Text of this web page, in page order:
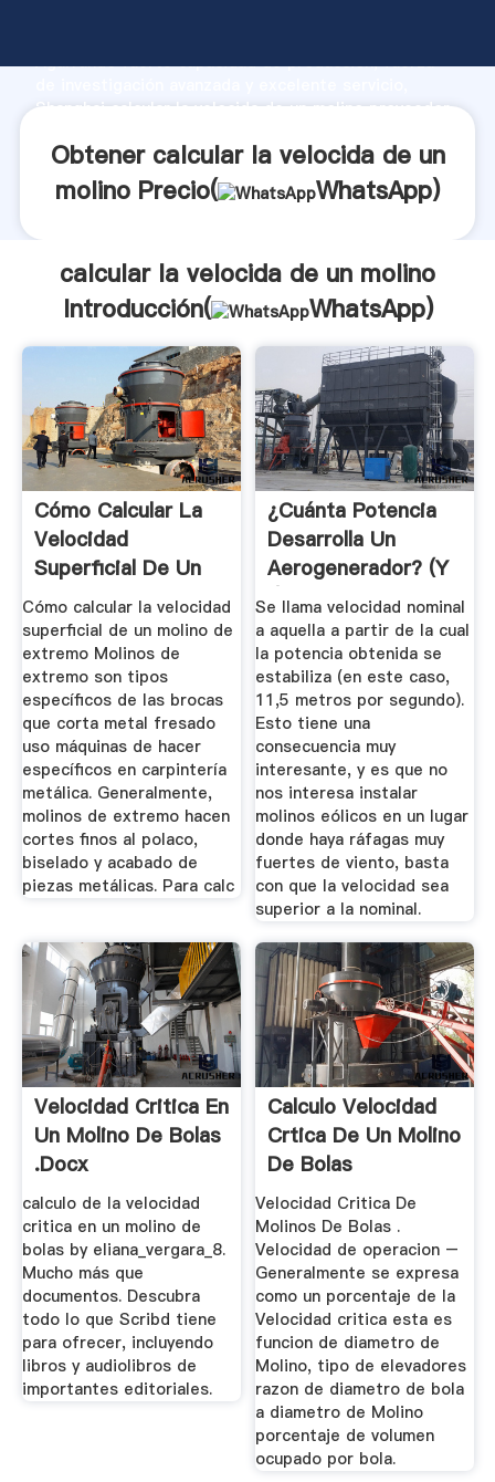
Agarrando fuerte capacidad de producción, fuerza
Shanghai calcular la velocida de un molino proveedor
Obtener calcular la velocida de un
molino Precio(
WhatsApp)
calcular la velocida de un molino
Introducción(
WhatsApp)
Cómo Calcular La
Velocidad
Superficial De Un
Molino De ...
Cómo calcular la velocidad
superficial de un molino de
extremo Molinos de
extremo son tipos
específicos de las brocas
que corta metal fresado
uso máquinas de hacer
específicos en carpintería
metálica. Generalmente,
molinos de extremo hacen
cortes finos al polaco,
biselado y acabado de
piezas metálicas. Para calc
¿Cuánta Potencia
Desarrolla Un
Aerogenerador? (y
II)
Se llama velocidad nominal
a aquella a partir de la cual
la potencia obtenida se
estabiliza (en este caso,
11,5 metros por segundo).
Esto tiene una
consecuencia muy
interesante, y es que no
nos interesa instalar
molinos eólicos en un lugar
donde haya ráfagas muy
fuertes de viento, basta
con que la velocidad sea
superior a la nominal.
Velocidad Critica En
Un Molino De Bolas
.docx
calculo de la velocidad
critica en un molino de
bolas by eliana_vergara_8.
Mucho más que
documentos. Descubra
todo lo que Scribd tiene
para ofrecer, incluyendo
libros y audiolibros de
importantes editoriales.
Calculo Velocidad
Crtica De Un Molino
De Bolas
Velocidad Critica De
Molinos De Bolas .
Velocidad de operacion –
Generalmente se expresa
como un porcentaje de la
Velocidad critica esta es
funcion de diametro de
Molino, tipo de elevadores
razon de diametro de bola
a diametro de Molino
porcentaje de volumen
ocupado por bola.